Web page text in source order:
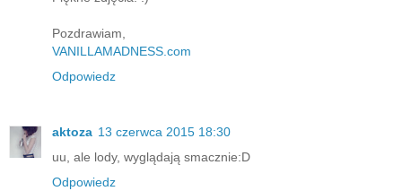
Pozdrawiam,
VANILLAMADNESS.com
Odpowiedz
aktoza 13 czerwca 2015 18:30
uu, ale lody, wyglądają smacznie:D
Odpowiedz